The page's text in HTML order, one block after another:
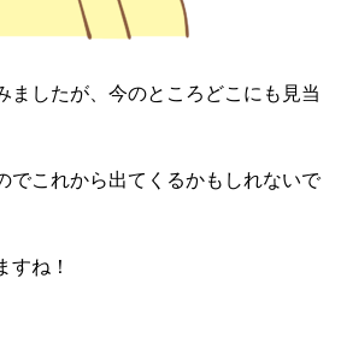
ましたが、今のところどこにも見当
でこれから出てくるかもしれないで
すね！